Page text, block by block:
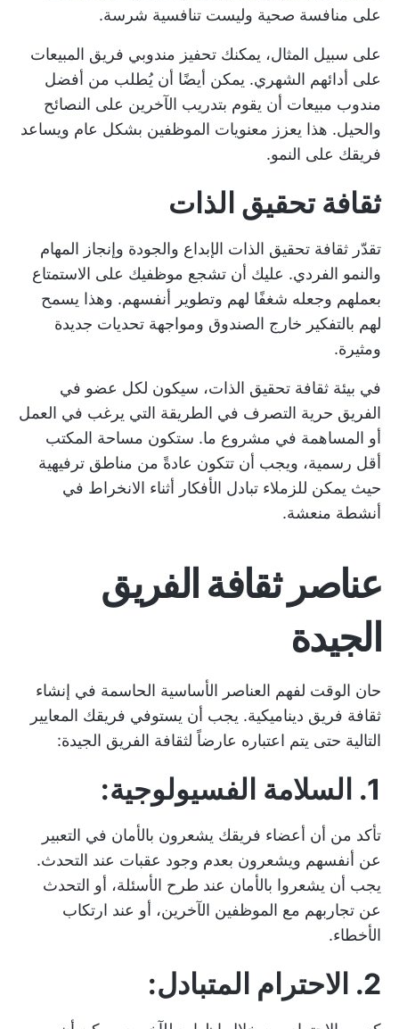
على منافسة صحية وليست تنافسية شرسة.
على سبيل المثال، يمكنك تحفيز مندوبي فريق المبيعات
على أدائهم الشهري. يمكن أيضًا أن يُطلب من أفضل
مندوب مبيعات أن يقوم بتدريب الآخرين على النصائح
والحيل. هذا يعزز معنويات الموظفين بشكل عام ويساعد
فريقك على النمو.
ثقافة تحقيق الذات
تقدّر ثقافة تحقيق الذات الإبداع والجودة وإنجاز المهام
والنمو الفردي. عليك أن تشجع موظفيك على الاستمتاع
بعملهم وجعله شغفًا لهم وتطوير أنفسهم. وهذا يسمح
لهم بالتفكير خارج الصندوق ومواجهة تحديات جديدة
ومثيرة.
في بيئة ثقافة تحقيق الذات، سيكون لكل عضو في
الفريق حرية التصرف في الطريقة التي يرغب في العمل
أو المساهمة في مشروع ما. ستكون مساحة المكتب
أقل رسمية، ويجب أن تتكون عادةً من مناطق ترفيهية
حيث يمكن للزملاء تبادل الأفكار أثناء الانخراط في
أنشطة منعشة.
عناصر ثقافة الفريق
الجيدة
حان الوقت لفهم العناصر الأساسية الحاسمة في إنشاء
ثقافة فريق ديناميكية. يجب أن يستوفي فريقك المعايير
التالية حتى يتم اعتباره عارضاً لثقافة الفريق الجيدة:
1. السلامة الفسيولوجية:
تأكد من أن أعضاء فريقك يشعرون بالأمان في التعبير
عن أنفسهم ويشعرون بعدم وجود عقبات عند التحدث.
يجب أن يشعروا بالأمان عند طرح الأسئلة، أو التحدث
عن تجاربهم مع الموظفين الآخرين، أو عند ارتكاب
الأخطاء.
2. الاحترام المتبادل: